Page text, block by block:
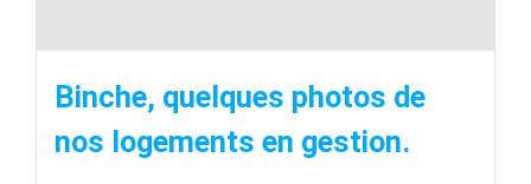
Binche, quelques photos de
nos logements en gestion.